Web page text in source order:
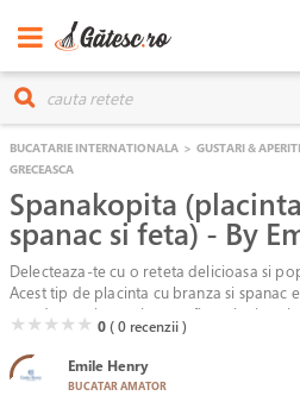
BUCATARIE INTERNATIONALA > GUSTARI &
GRECEASCA
Spanakopita
spanac si feta) - By
Delecteaza-te cu o reteta delicioasa si
Acest tip de placinta cu branza si spanac
totodata satioasa si poate fi servita in
( )
★( )
★( )
★( )
★( )
★ 0( 0 recenzii )
Emile Henry
BUCATAR AMATOR